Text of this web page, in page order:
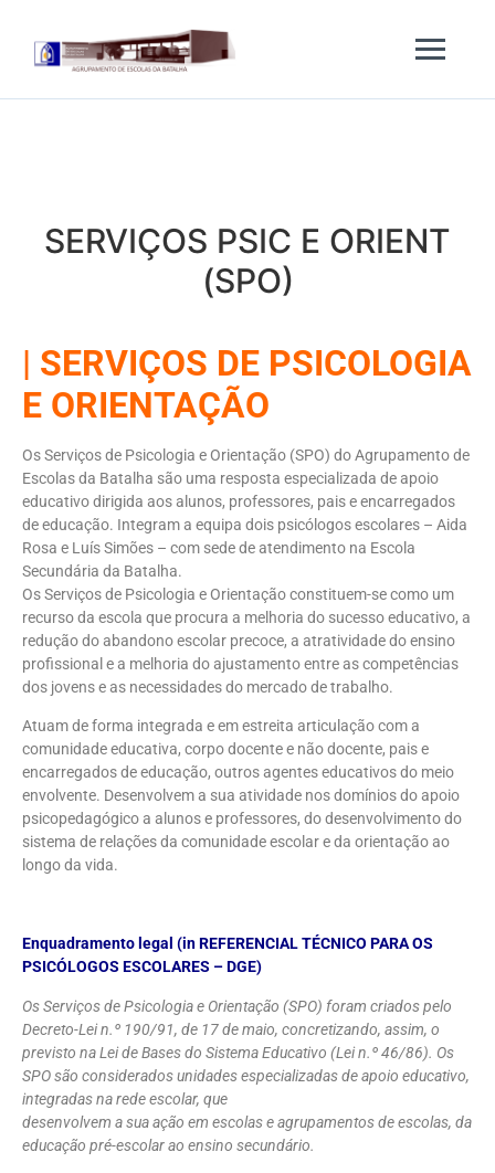
SERVIÇOS PSIC E ORIENT
(SPO)
| SERVIÇOS DE PSICOLOGIA
E ORIENTAÇÃO
Os Serviços de Psicologia e Orientação (SPO) do Agrupamento de
Escolas da Batalha são uma resposta especializada de apoio
educativo dirigida aos alunos, professores, pais e encarregados
de educação. Integram a equipa dois psicólogos escolares – Aida
Rosa e Luís Simões – com sede de atendimento na Escola
Secundária da Batalha.
Os Serviços de Psicologia e Orientação constituem-se como um
recurso da escola que procura a melhoria do sucesso educativo, a
redução do abandono escolar precoce, a atratividade do ensino
profissional e a melhoria do ajustamento entre as competências
dos jovens e as necessidades do mercado de trabalho.
Atuam de forma integrada e em estreita articulação com a
comunidade educativa, corpo docente e não docente, pais e
encarregados de educação, outros agentes educativos do meio
envolvente. Desenvolvem a sua atividade nos domínios do apoio
psicopedagógico a alunos e professores, do desenvolvimento do
sistema de relações da comunidade escolar e da orientação ao
longo da vida.
Enquadramento legal (in REFERENCIAL TÉCNICO PARA OS
PSICÓLOGOS ESCOLARES – DGE)
Os Serviços de Psicologia e Orientação (SPO) foram criados pelo
Decreto-Lei n.º 190/91, de 17 de maio, concretizando, assim, o
previsto na Lei de Bases do Sistema Educativo (Lei n.º 46/86). Os
SPO são considerados unidades especializadas de apoio educativo,
integradas na rede escolar, que
desenvolvem a sua ação em escolas e agrupamentos de escolas, da
educação pré-escolar ao ensino secundário.